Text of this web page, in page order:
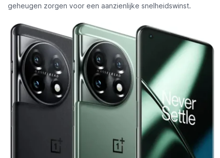
geheugen zorgen voor een aanzienlijke snelheidswinst.